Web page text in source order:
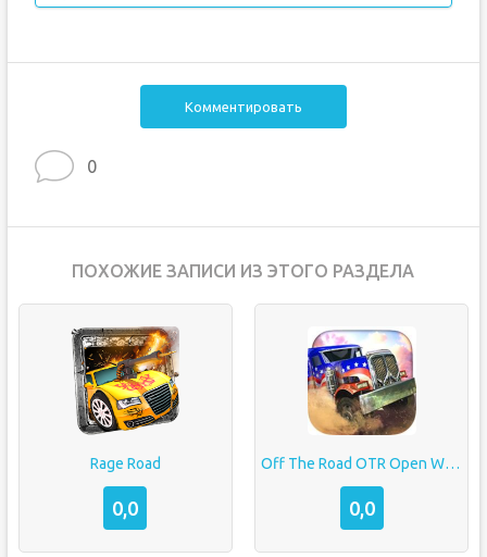
Комментировать
0
ПОХОЖИЕ ЗАПИСИ ИЗ ЭТОГО РАЗДЕЛА
Rage Road
0,0
Off The Road OTR Open World Driving
0,0